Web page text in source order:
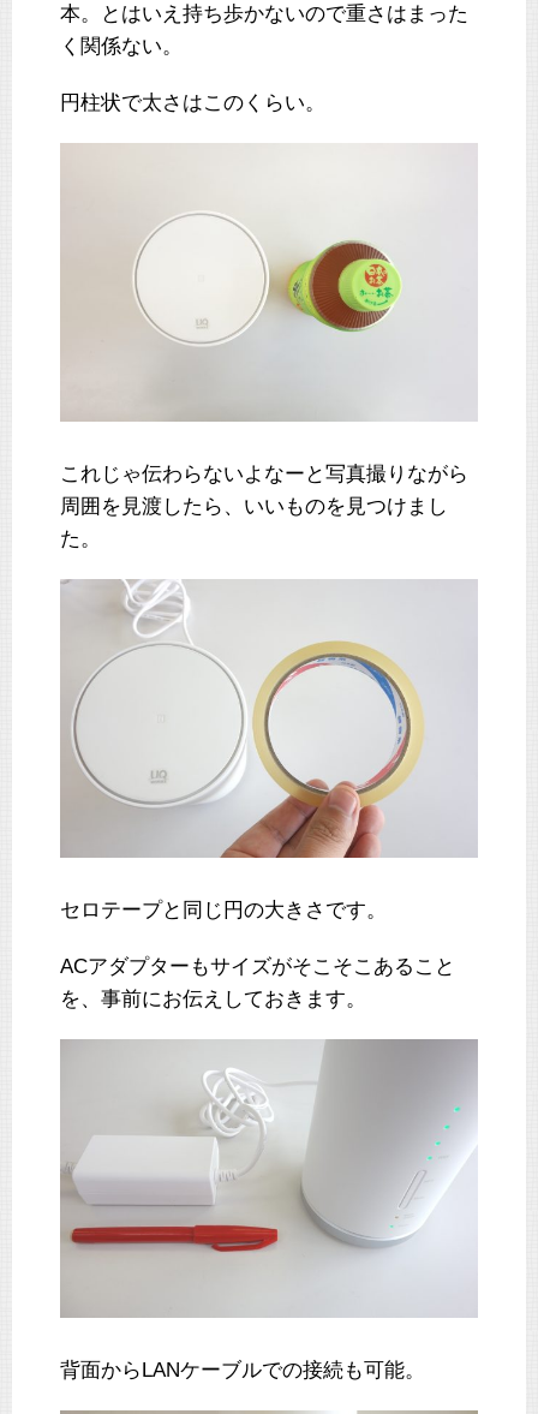
本。とはいえ持ち歩かないので重さはまった
く関係ない。
円柱状で太さはこのくらい。
これじゃ伝わらないよなーと写真撮りながら
周囲を見渡したら、いいものを見つけまし
た。
セロテープと同じ円の大きさです。
ACアダプターもサイズがそこそこあること
を、事前にお伝えしておきます。
背面からLANケーブルでの接続も可能。